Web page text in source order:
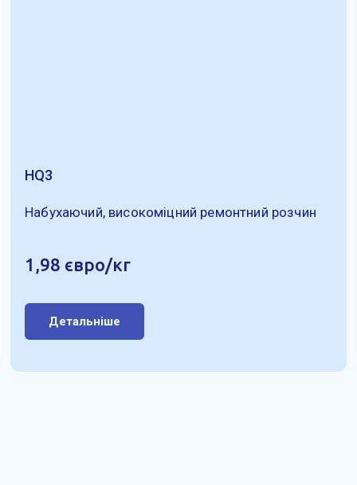
HQ3
Набухаючий, високоміцний ремонтний розчин
1,98 євро/кг
Детальніше